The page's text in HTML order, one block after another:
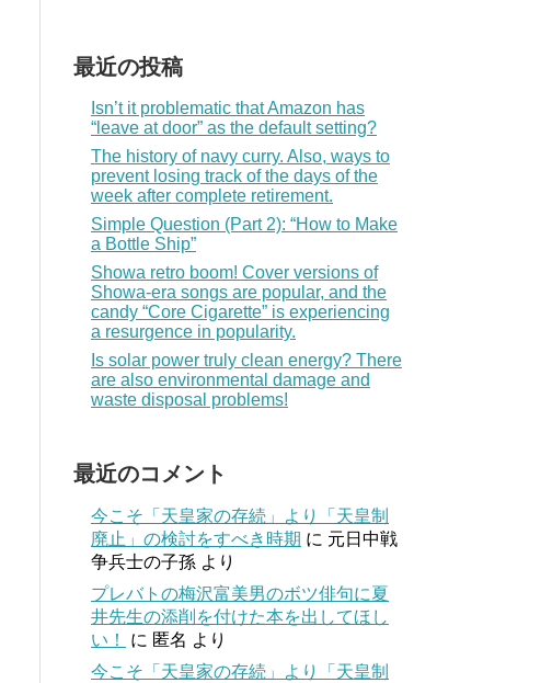
最近の投稿
Isn’t it problematic that Amazon has
“leave at door” as the default setting?
The history of navy curry. Also, ways to
prevent losing track of the days of the
week after complete retirement.
Simple Question (Part 2): “How to Make
a Bottle Ship”
Showa retro boom! Cover versions of
Showa-era songs are popular, and the
candy “Core Cigarette” is experiencing
a resurgence in popularity.
Is solar power truly clean energy? There
are also environmental damage and
waste disposal problems!
最近のコメント
今こそ「天皇家の存続」より「天皇制
廃止」の検討をすべき時期 に 元日中戦
争兵士の子孫 より
プレバトの梅沢富美男のボツ俳句に夏
井先生の添削を付けた本を出してほし
い！
に 匿名 より
今こそ「天皇家の存続」より「天皇制